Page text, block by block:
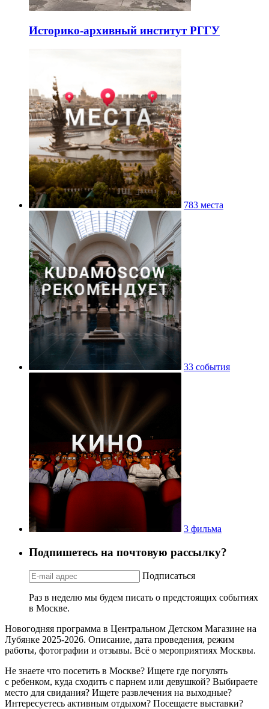
Историко-архивный институт РГГУ
783 места
33 события
3 фильма
Подпишетесь на почтовую рассылку?
Подписаться
Раз в неделю мы будем писать о предстоящих событиях
в Москве.
Новогодняя программа в Центральном Детском Магазине на
Лубянке 2025-2026. Описание, дата проведения, режим
работы, фотографии и отзывы. Всё о мероприятиях Москвы.
Не знаете что посетить в Москве? Ищете где погулять
с ребенком, куда сходить с парнем или девушкой? Выбираете
место для свидания? Ищете развлечения на выходные?
Интересуетесь активным отдыхом? Посещаете выставки?